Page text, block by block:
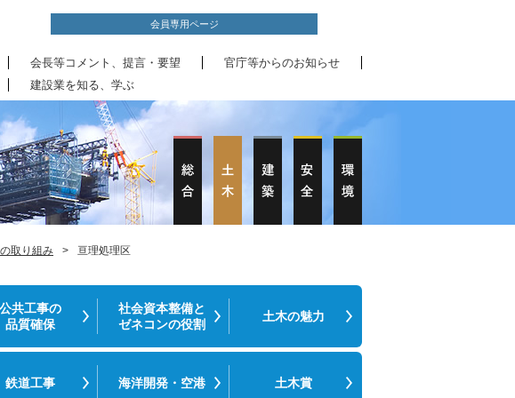
会員専用ページ
会長等コメント、提言・要望
官庁等からのお知らせ
建設業を知る、学ぶ
取り組み > 亘理処理区
公共工事の
品質確保
社会資本整備と
ゼネコンの役割
土木の魅力
鉄道工事 海洋開発・空港 土木賞